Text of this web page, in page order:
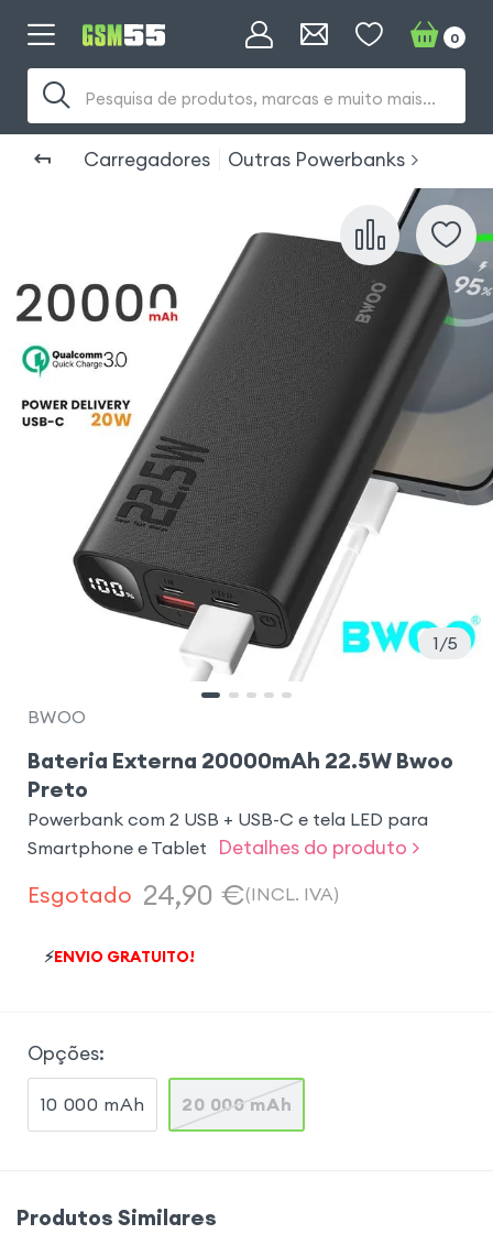
Pesquisa de produtos, marcas e muito mais...
0
Carregadores Outras Powerbanks
1 5
BWOO
Bateria Externa 20000mAh 22.5W Bwoo
Preto
Powerbank com 2 USB + USB-C e tela LED para
Smartphone e Tablet
Detalhes do produto >
Esgotado 24,90 €(INCL. IVA)
⚡ENVIO GRATUITO!
Opções:
10 000 mAh 20 000 mAh
Produtos Similares